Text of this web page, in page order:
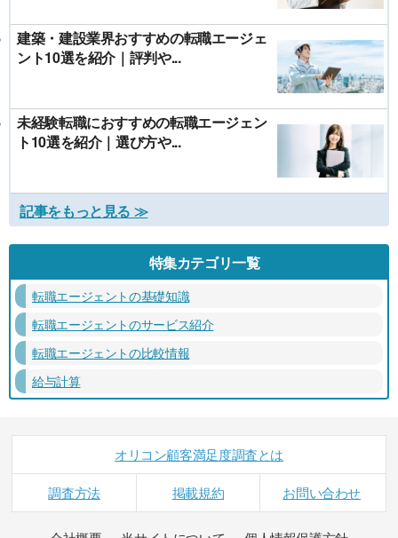
建築・建設業界おすすめの転職エージェ
ント10選を紹介｜評判や...
未経験転職におすすめの転職エージェン
ト10選を紹介｜選び方や...
記事をもっと見る ≫
特集カテゴリ一覧
転職エージェントの基礎知識
転職エージェントのサービス紹介
転職エージェントの比較情報
給与計算
オリコン顧客満足度調査とは
調査方法 掲載規約 お問い合わせ